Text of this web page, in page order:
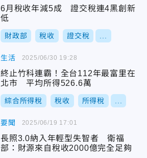
6月稅收年減5成 證交稅連4黑創新
低
財政部 稅收 證交稅
生活
終止竹科連霸！全台112年最富里在
北市 平均所得526.6萬
綜合所得稅 稅收 所得稅
2025/06/30 19:28
要聞
長照3.0納入年輕型失智者 衛福
部：財源來自稅收2000億完全足夠
2025/06/19 17:01